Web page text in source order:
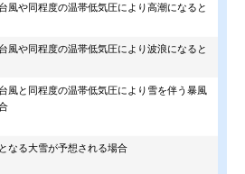
風や同程度の温帯低気圧により高潮になると
風や同程度の温帯低気圧により波浪になると
風と同程度の温帯低気圧により雪を伴う暴風
なる大雪が予想される場合